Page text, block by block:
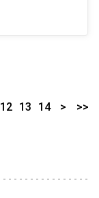
12 13 14 > >>